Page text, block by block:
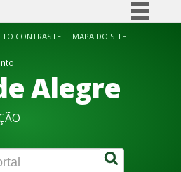
Simplifique!
Acesso à informação
Canais
CONTRASTE MAPA DO SITE
Alegre